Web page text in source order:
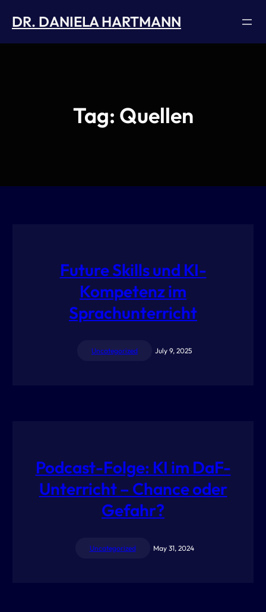
DR. DANIELA HARTMANN
Tag: Quellen
Future Skills und KI-
Kompetenz im
Sprachunterricht
Uncategorized July 9, 2025
Podcast-Folge: KI im DaF-
Unterricht – Chance oder
Gefahr?
Uncategorized May 31, 2024